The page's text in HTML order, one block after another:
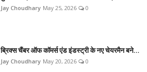
Jay Choudhary May 25, 2026 0
ब्रिक्स चैंबर ऑफ कॉमर्स एंड इंडस्ट्री के नए चेयरमैन बने...
Jay Choudhary May 20, 2026 0